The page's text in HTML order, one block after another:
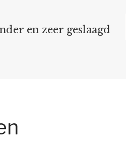
en zeer geslaagd